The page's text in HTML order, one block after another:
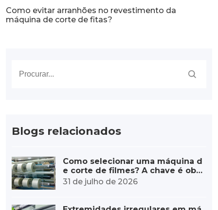
Como evitar arranhões no revestimento da
máquina de corte de fitas?
Blogs relacionados
Como selecionar uma máquina d
e corte de filmes? A chave é obse
rvar estes cinco pontos.
31 de julho de 2026